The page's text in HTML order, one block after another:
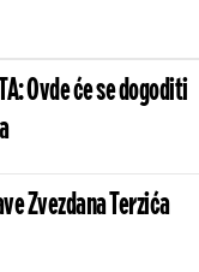
Ovde će se dogoditi
Zvezdana Terzića